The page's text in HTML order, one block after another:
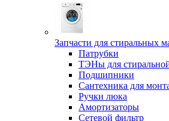
Запчасти для стиральных
Патрубки
ТЭНы для
Подшипники
Сантехника для
Ручки люка
Амортизаторы
Сетевой фильтр